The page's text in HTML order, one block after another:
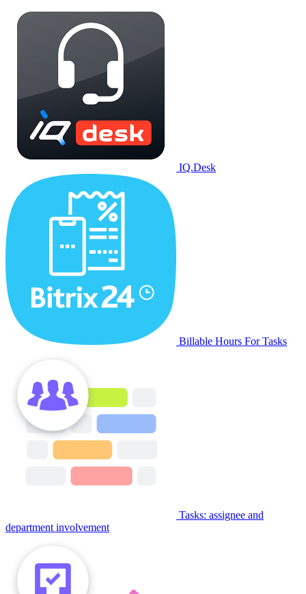
IQ.Desk
Billable Hours For Tasks
Tasks: assignee and
department involvement